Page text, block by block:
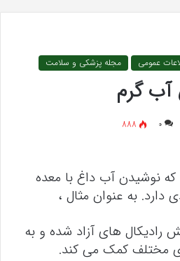
عمومی مجله پزشکی و سلامت
۰
888
نوشیدن آب داغ با معده
دارد. به عنوان مثال ،
رادیکال های آزاد شده و به
مختلف کمک می کند.